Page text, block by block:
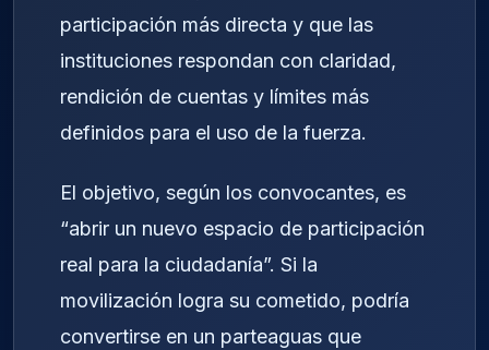
participación más directa y que las
instituciones respondan con claridad,
rendición de cuentas y límites más
definidos para el uso de la fuerza.
El objetivo, según los convocantes, es
“abrir un nuevo espacio de participación
real para la ciudadanía”. Si la
movilización logra su cometido, podría
convertirse en un parteaguas que